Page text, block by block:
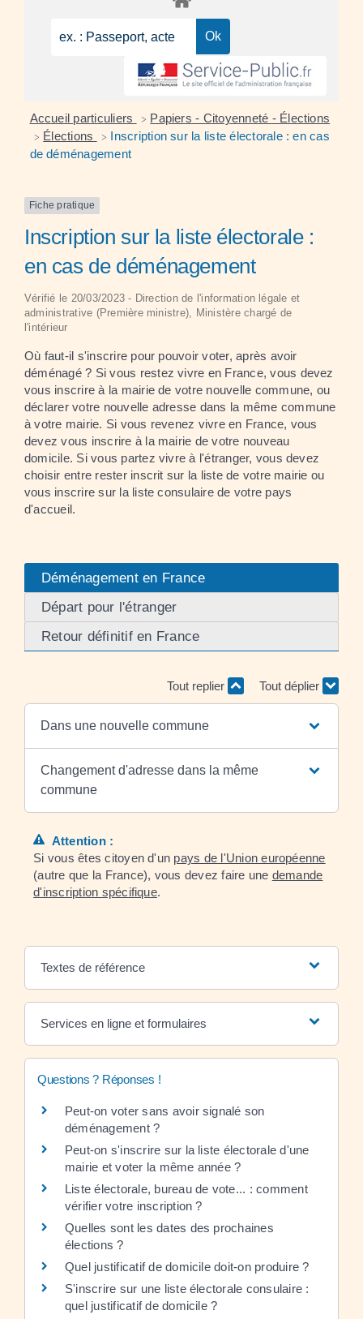
Accueil particuliers > Papiers - Citoyenneté - Élections
> Élections > Inscription sur la liste électorale : en cas
de déménagement
Fiche pratique
Inscription sur la liste électorale :
en cas de déménagement
Vérifié le 20/03/2023 - Direction de l'information légale et
administrative (Première ministre), Ministère chargé de
l'intérieur
Où faut-il s'inscrire pour pouvoir voter, après avoir
déménagé ? Si vous restez vivre en France, vous devez
vous inscrire à la mairie de votre nouvelle commune, ou
déclarer votre nouvelle adresse dans la même commune
à votre mairie. Si vous revenez vivre en France, vous
devez vous inscrire à la mairie de votre nouveau
domicile. Si vous partez vivre à l'étranger, vous devez
choisir entre rester inscrit sur la liste de votre mairie ou
vous inscrire sur la liste consulaire de votre pays
d'accueil.
Déménagement en France
Départ pour l'étranger
Retour définitif en France
Tout replier Tout déplier
Dans une nouvelle commune
Changement d'adresse dans la même
commune
Attention :
Si vous êtes citoyen d'un pays de l'Union européenne
(autre que la France), vous devez faire une demande
d'inscription spécifique.
Textes de référence
Services en ligne et formulaires
Questions ? Réponses !
Peut-on voter sans avoir signalé son
déménagement ?
Peut-on s'inscrire sur la liste électorale d'une
mairie et voter la même année ?
Liste électorale, bureau de vote... : comment
vérifier votre inscription ?
Quelles sont les dates des prochaines
élections ?
Quel justificatif de domicile doit-on produire ?
S'inscrire sur une liste électorale consulaire :
quel justificatif de domicile ?